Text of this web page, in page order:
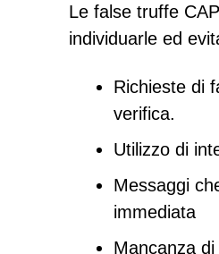
Le false truffe
individuarle ed
Richieste di
verifica.
Utilizzo di
Messaggi
immediata
Mancanza